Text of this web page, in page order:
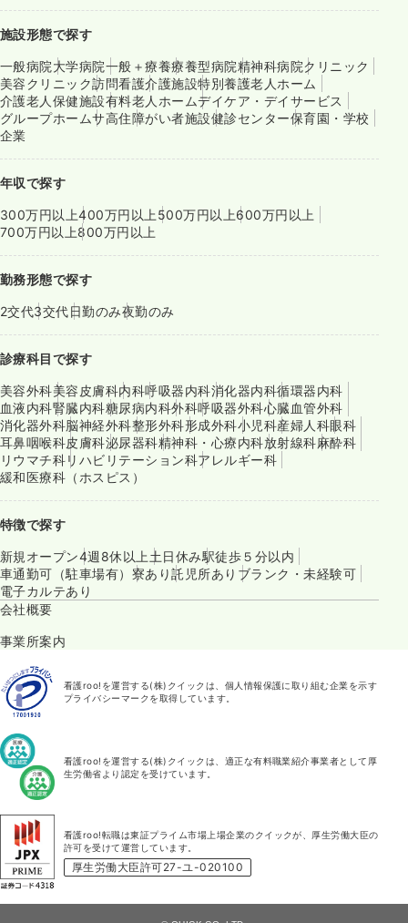
施設形態で探す
一般病院大学病院一般＋療養療養型病院精神科病院クリニック
美容クリニック訪問看護介護施設特別養護老人ホーム
介護老人保健施設有料老人ホームデイケア・デイサービス
グループホームサ高住障がい者施設健診センター保育園・学校
企業
年収で探す
300万円以上400万円以上 500万円以上600万円以上
700万円以上800万円以上
勤務形態で探す
2交代3交代日勤のみ夜勤のみ
診療科目で探す
美容外科美容皮膚科内科呼吸器内科消化器内科循環器内科
血液内科腎臓内科糖尿病内科外科呼吸器外科心臓血管外科
消化器外科脳神経外科整形外科形成外科小児科産婦人科眼科
耳鼻咽喉科皮膚科泌尿器科精神科・心療内科放射線科麻酔科
リウマチ科リハビリテーション科アレルギー科
緩和医療科（ホスピス）
特徴で探す
新規オープン4週8休以上 土日休み駅徒歩５分以内
車通勤可（駐車場有） 寮あり託児所あり ブランク・未経験可
電子カルテあり
会社概要
事業所案内
看護roo!を運営する(株)クイックは、個人情報保護に取り組む企業を示す
プライバシーマークを取得しています。
看護roo!を運営する(株)クイックは、適正な有料職業紹介事業者として厚
生労働省より認定を受けています。
看護roo!転職は東証プライム市場上場企業のクイックが、厚生労働大臣の
許可を受けて運営しています。
厚生労働大臣許可27-ユ-020100